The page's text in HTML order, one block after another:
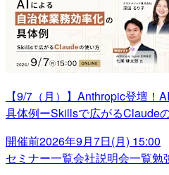
【9/7（月）】Anthropic登壇！
具体例ーSkillsで広がるClaude
開催前2026年9月7日(月) 15:00
セミナー一覧会社説明会一覧勉